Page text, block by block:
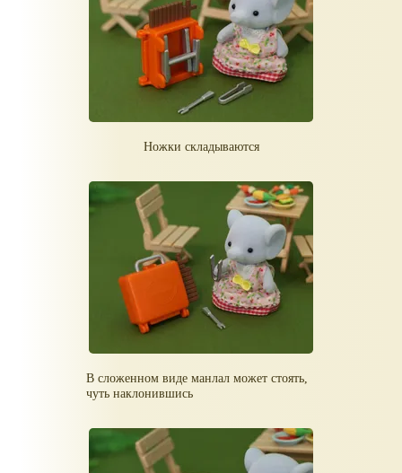
Ножки складываются
В сложенном виде манлал может стоять,
чуть наклонившись